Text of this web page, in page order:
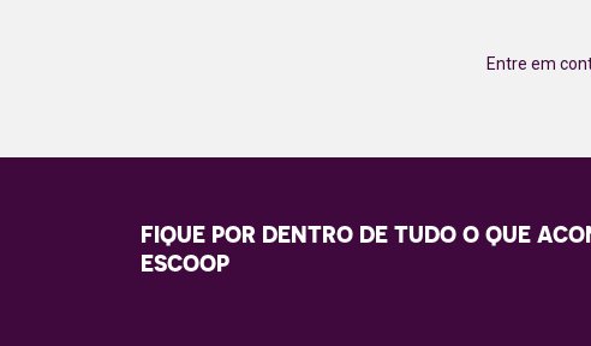
Entre em
FIQUE POR DENTRO DE TUDO O QUE
ESCOOP